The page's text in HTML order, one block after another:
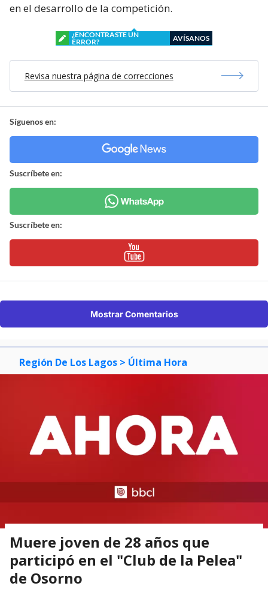
en el desarrollo de la competición.
¿ENCONTRASTE UN
ERROR?
AVÍSANOS
Revisa nuestra página de correcciones
Síguenos en:
Suscríbete en:
Suscríbete en:
Mostrar Comentarios
Región De Los Lagos > Última Hora
Muere joven de 28 años que
participó en el "Club de la Pelea"
de Osorno